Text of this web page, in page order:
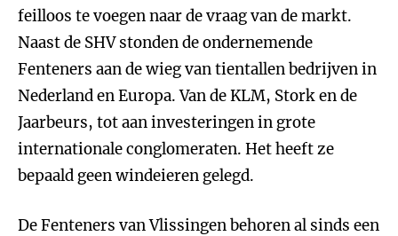
feilloos te voegen naar de vraag van de markt.
Naast de SHV stonden de ondernemende
Fenteners aan de wieg van tientallen bedrijven in
Nederland en Europa. Van de KLM, Stork en de
Jaarbeurs, tot aan investeringen in grote
internationale conglomeraten. Het heeft ze
bepaald geen windeieren gelegd.
De Fenteners van Vlissingen behoren al sinds een